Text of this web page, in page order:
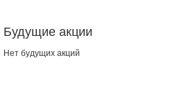
Будущие акции
Нет будущих акций